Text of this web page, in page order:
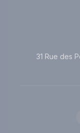
31 Rue des